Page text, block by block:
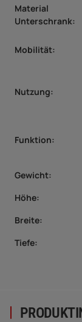
Material
Unterschrank:
Mobilität:
Nutzung:
Funktion:
Gewicht:
Höhe:
Breite:
Tiefe: